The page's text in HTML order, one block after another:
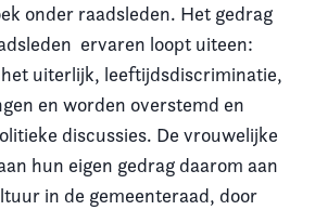
onder raadsleden. Het gedrag
ervaren loopt uiteen:
uiterlijk, leeftijdsdiscriminatie,
en worden overstemd en
discussies. De vrouwelijke
hun eigen gedrag daarom aan
in de gemeenteraad, door